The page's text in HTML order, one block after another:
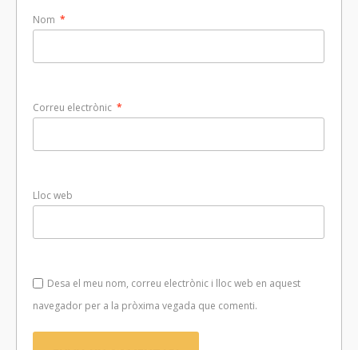
Nom *
Correu electrònic *
Lloc web
Desa el meu nom, correu electrònic i lloc web en aquest
navegador per a la pròxima vegada que comenti.